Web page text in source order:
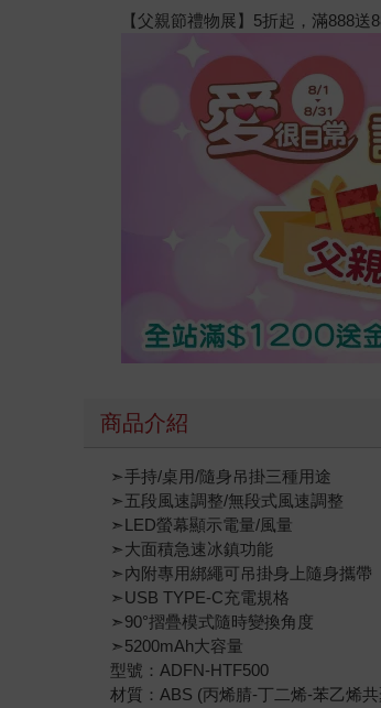
【父親節禮物展】5折起，滿888送
商品介紹
➣手持/桌用/隨身吊掛三種用途
➣五段風速調整/無段式風速調整
➣LED螢幕顯示電量/風量
➣大面積急速冰鎮功能
➣內附專用綁繩可吊掛身上隨身攜帶
➣USB TYPE-C充電規格
➣90°摺疊模式隨時變換角度
➣5200mAh大容量
型號：ADFN-HTF500
材質：ABS (丙烯腈-丁二烯-苯乙烯